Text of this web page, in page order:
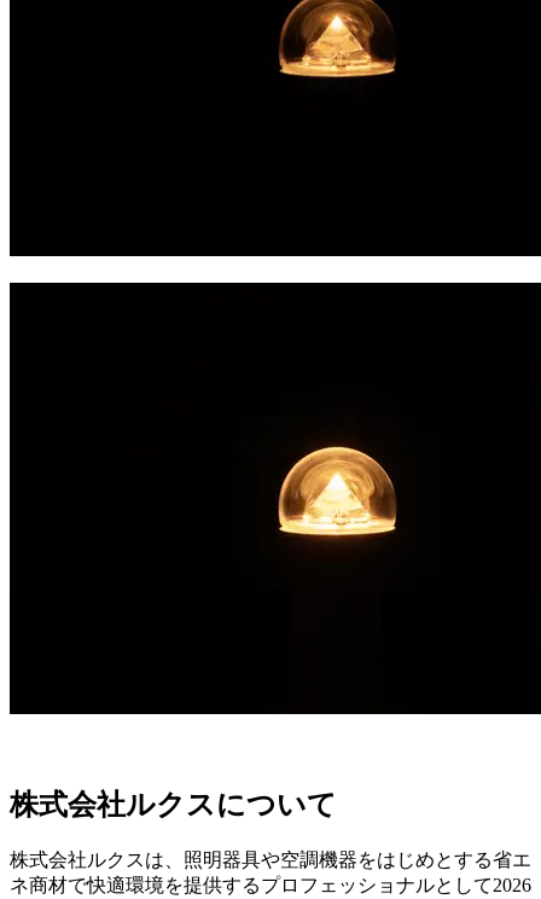
株式会社ルクスについて
株式会社ルクスは、照明器具や空調機器をはじめとする省エ
ネ商材で快適環境を提供するプロフェッショナルとして2026